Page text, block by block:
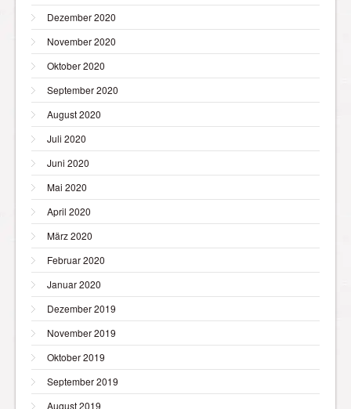
Dezember 2020
November 2020
Oktober 2020
September 2020
August 2020
Juli 2020
Juni 2020
Mai 2020
April 2020
März 2020
Februar 2020
Januar 2020
Dezember 2019
November 2019
Oktober 2019
September 2019
August 2019